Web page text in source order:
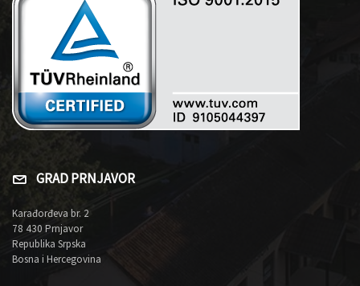
GRAD PRNJAVOR
Karađorđeva br. 2
78 430 Prnjavor
Republika Srpska
Bosna i Hercegovina